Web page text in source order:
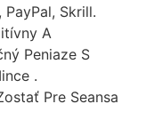
Skrill.
A
Peniaze S
.
Pre Seansa